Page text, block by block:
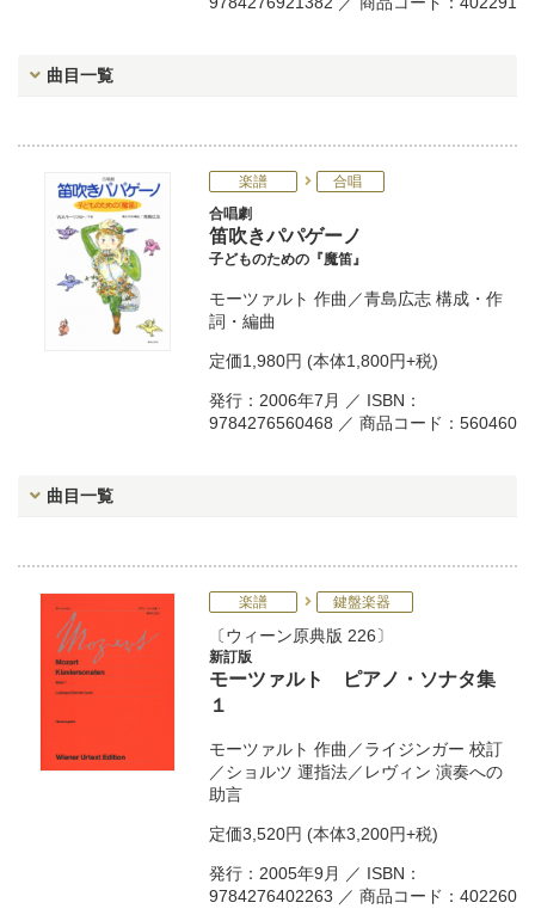
曲目一覧
楽譜
合唱
合唱劇
笛吹きパパゲーノ
子どものための『魔笛』
モーツァルト 作曲／青島広志 構成・作
詞・編曲
定価1,980円 (本体1,800円+税)
発行：2006年7月 ／ ISBN：
9784276560468 ／ 商品コード：560460
曲目一覧
楽譜 鍵盤楽器
ウィーン原典版 226
新訂版
モーツァルト ピアノ・ソナタ集
１
モーツァルト 作曲／ライジンガー 校訂
／ショルツ 運指法／ レヴィン 演奏への
助言
定価3,520円 (本体3,200円+税)
発行：2005年9月 ／ ISBN：
9784276402263 ／ 商品コード：402260